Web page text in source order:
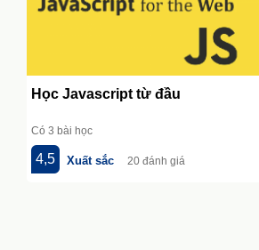
Học Javascript từ đầu
Có 3 bài học
4,5 Xuất sắc 20 đánh giá